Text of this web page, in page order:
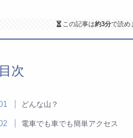
この記事は約3分で読め
目次
どんな山？
電車でも車でも簡単アクセス